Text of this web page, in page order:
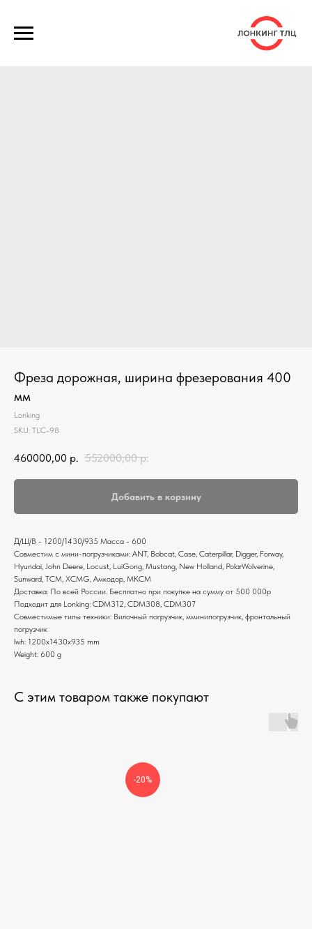
Фреза дорожная, ширина фрезерования 400
мм
Lonking
SKU: TLC-98
460000,00 р. 552000,00 р.
Добавить в корзину
Д/Ш/В - 1200/1430/935 Масса - 600
Совместим с мини-погрузчиками: ANT, Bobcat, Case, Caterpillar, Digger, Forway,
Hyundai, John Deere, Locust, LuiGong, Mustang, New Holland, PolarWolverine,
Sunward, ТСМ, XCMG, Амкодор, МКСМ
Доставка: По всей России. Бесплатно при покупке на сумму от 500 000р
Подходит для Lonking: CDM312, CDM308, CDM307
Совместимые типы техники: Вилочный погрузчик, мминипогрузчик, фронтальный
погрузчик
lwh: 1200x1430x935 mm
Weight: 600 g
С этим товаром также покупают
-20%